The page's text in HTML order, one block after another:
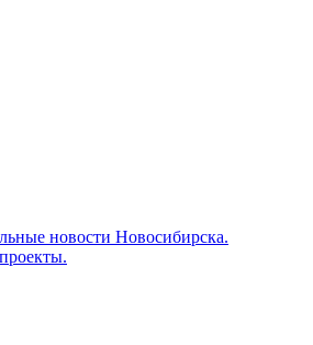
новости Новосибирска.